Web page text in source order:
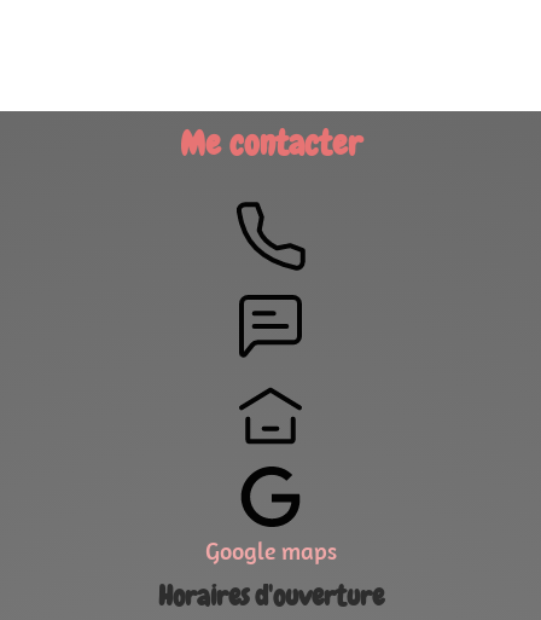
Me contacter
Google maps
Horaires d'ouverture